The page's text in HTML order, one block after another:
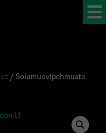
/ Solumuovipehmuste